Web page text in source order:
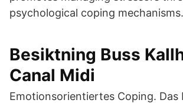
psychological coping mechanisms.
Besiktning Buss
Canal Midi
Emotionsorientiertes Coping. Das